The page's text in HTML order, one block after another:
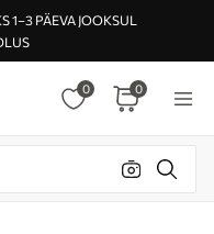
1–3 PÄEVA JOOKSUL
0 0